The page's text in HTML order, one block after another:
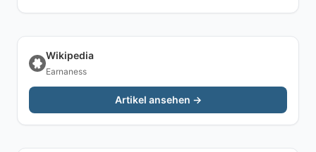
Wikipedia
Earnaness
Artikel ansehen →